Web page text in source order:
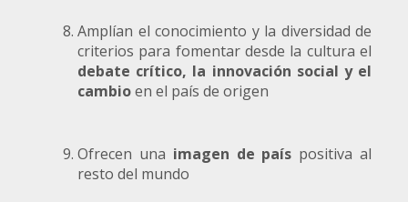
Amplían el conocimiento y la diversidad de
criterios para fomentar desde la cultura el
debate crítico, la innovación social y el
cambioen el país de origen
Ofrecen una imagen de país positiva al
resto del mundo